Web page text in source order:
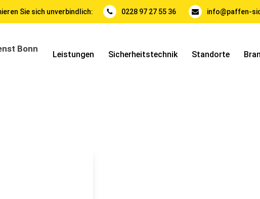
Sie sich unverbindlich: 0228 97 27 55 36 info@paffen-
Leistungen Sicherheitstechnik Standorte